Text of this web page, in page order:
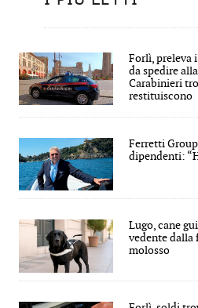
Forlì, preleva
da spedire
Carabinieri
restituiscono
Ferretti
dipendenti:
Lugo, cane
vedente
molosso